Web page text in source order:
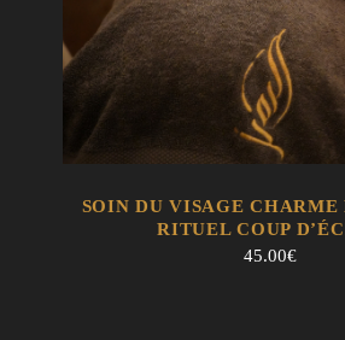
EN SAVOIR +
SOIN DU VISAGE CHARME
RITUEL COUP
45.00€